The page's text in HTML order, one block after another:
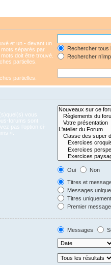
et un - devant un
mots séparés par
doit être trouvé.
partielles.
Rechercher tous
Rechercher
partielles.
vous
forums sont
pas l’option ci-
».
Oui
Non
Titres et
Messages
Titres
Premier
Messages